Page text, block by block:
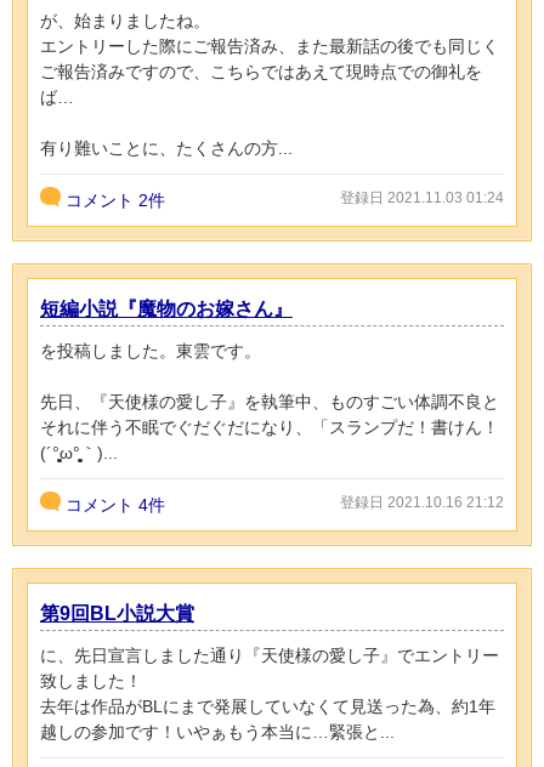
が、始まりましたね。
エントリーした際にご報告済み、また最新話の後でも同じく
ご報告済みですので、こちらではあえて現時点での御礼を
ば…
有り難いことに、たくさんの方...
コメント 2件 登録日 2021.11.03 01:24
短編小説『魔物のお嫁さん』
を投稿しました。東雲です。
先日、『天使様の愛し子』を執筆中、ものすごい体調不良と
それに伴う不眠でぐだぐだになり、「スランプだ！書けん！
(´°̥̥̥̥̥̥̥̥ω°̥̥̥̥̥̥̥̥｀)...
コメント 4件 登録日 2021.10.16 21:12
第9回BL小説大賞
に、先日宣言しました通り『天使様の愛し子』でエントリー
致しました！
去年は作品がBLにまで発展していなくて見送った為、約1年
越しの参加です！いやぁもう本当に…緊張と...